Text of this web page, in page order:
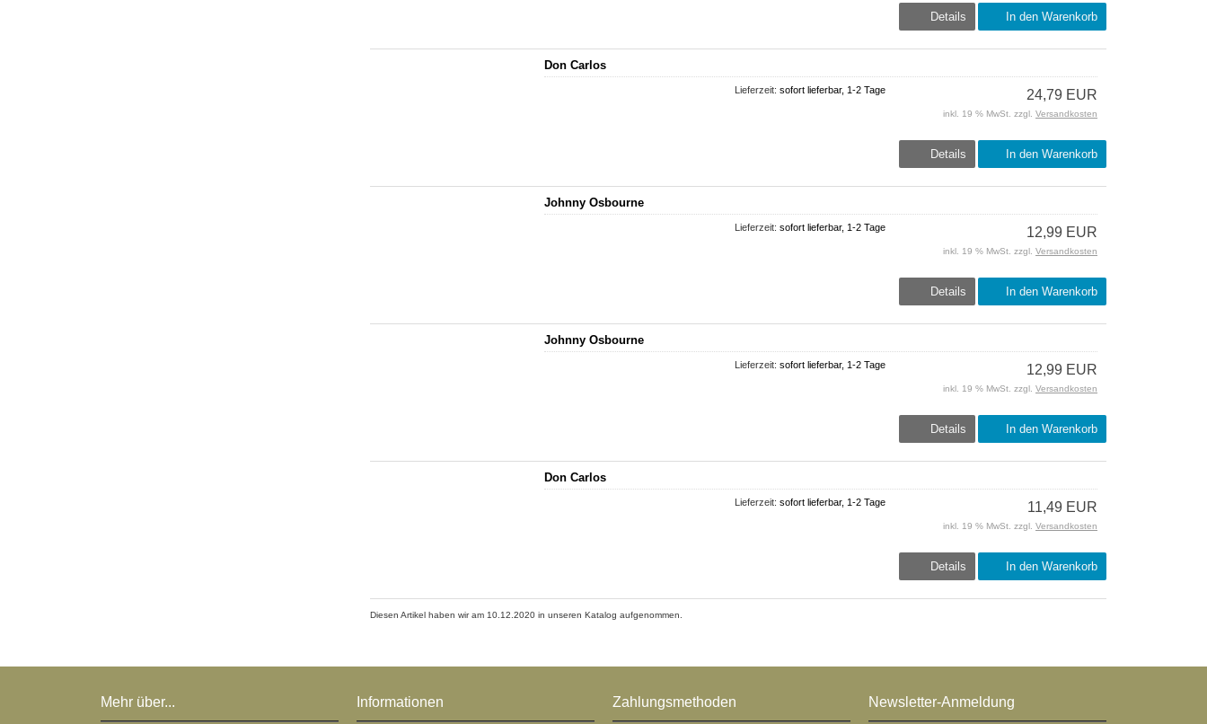
Details In den Warenkorb
Don Carlos
Lieferzeit: sofort lieferbar, 1-2 Tage 24,79 EUR
inkl. 19 % MwSt. zzgl. Versandkosten
Details In den Warenkorb
Johnny Osbourne
Lieferzeit: sofort lieferbar, 1-2 Tage 12,99 EUR
inkl. 19 % MwSt. zzgl. Versandkosten
Details In den Warenkorb
Johnny Osbourne
Lieferzeit: sofort lieferbar, 1-2 Tage 12,99 EUR
inkl. 19 % MwSt. zzgl. Versandkosten
Details In den Warenkorb
Don Carlos
Lieferzeit: sofort lieferbar, 1-2 Tage 11,49 EUR
inkl. 19 % MwSt. zzgl. Versandkosten
Details In den Warenkorb
Diesen Artikel haben wir am 10.12.2020 in unseren Katalog aufgenommen.
Mehr über... Informationen Zahlungsmethoden Newsletter-Anmeldung